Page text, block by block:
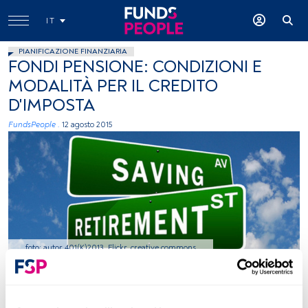
IT
PIANIFICAZIONE FINANZIARIA
FONDI PENSIONE: CONDIZIONI E
MODALITÀ PER IL CREDITO
D'IMPOSTA
FundsPeople . 12 agosto 2015
foto: autor 401(K)2013, Flickr, creative commons